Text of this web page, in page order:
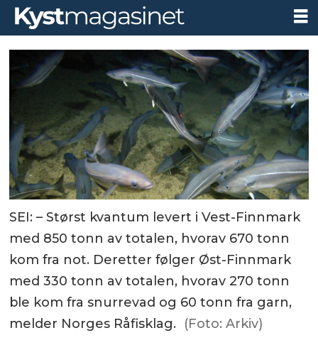
SEI: – Størst kvantum levert i Vest-Finnmark
med 850 tonn av totalen, hvorav 670 tonn
kom fra not. Deretter følger Øst-Finnmark
med 330 tonn av totalen, hvorav 270 tonn
ble kom fra snurrevad og 60 tonn fra garn,
melder Norges Råfisklag. (Foto: Arkiv)